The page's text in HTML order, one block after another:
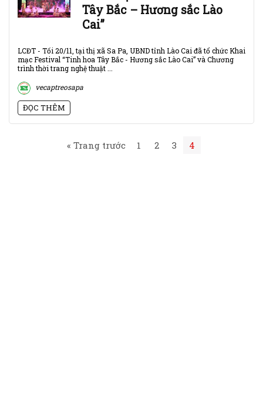
Tây Bắc – Hương sắc Lào
Cai”
LCĐT - Tối 20/11, tại thị xã Sa Pa, UBND tỉnh Lào Cai đã tổ chức Khai
mạc Festival “Tinh hoa Tây Bắc - Hương sắc Lào Cai” và Chương
trình thời trang nghệ thuật ...
vecaptreosapa
ĐỌC THÊM
« Trang trước 1 2 3 4